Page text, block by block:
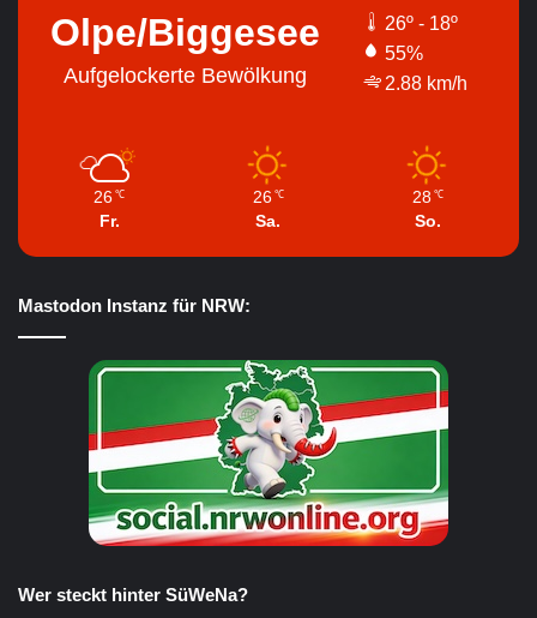
Olpe/Biggesee
Aufgelockerte Bewölkung
26º - 18º
55%
2.88 km/h
26 ℃
Fr.
26 ℃
Sa.
28 ℃
So.
Mastodon Instanz für NRW:
Wer steckt hinter SüWeNa?